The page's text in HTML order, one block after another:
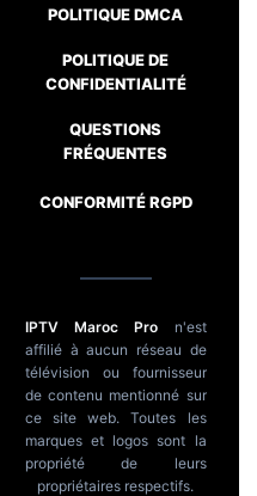
contenu
POLITIQUE DMCA
POLITIQUE DE
CONFIDENTIALITÉ
QUESTIONS
FRÉQUENTES
CONFORMITÉ RGPD
IPTV Maroc Pro n'est
affilié à aucun réseau de
télévision ou fournisseur
de contenu mentionné sur
ce site web. Toutes les
marques et logos sont la
propriété de leurs
propriétaires respectifs.